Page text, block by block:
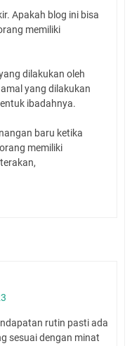
Apakah blog ini bisa
memiliki
dilakukan oleh
yang dilakukan
ibadahnya.
baru ketika
memiliki
rutin pasti ada
sesuai dengan minat